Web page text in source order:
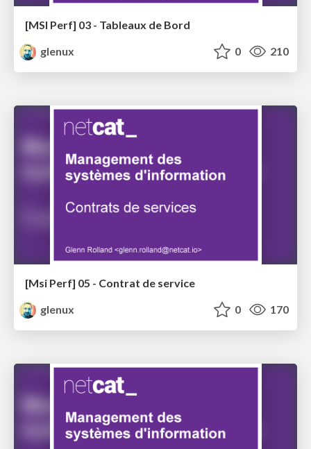
[MSI Perf] 03 - Tableaux de Bord
glenux
0 210
[Msi Perf] 05 - Contrat de service
glenux
0 170